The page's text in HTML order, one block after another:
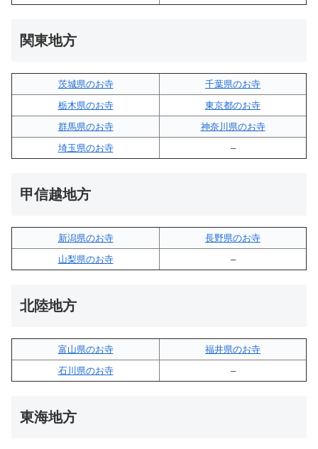
関東地方
茨城県のお寺
千葉県のお寺
栃木県のお寺
東京都のお寺
群馬県のお寺
神奈川県のお寺
埼玉県のお寺
–
甲信越地方
新潟県のお寺
長野県のお寺
山梨県のお寺
–
北陸地方
富山県のお寺
福井県のお寺
石川県のお寺
–
東海地方